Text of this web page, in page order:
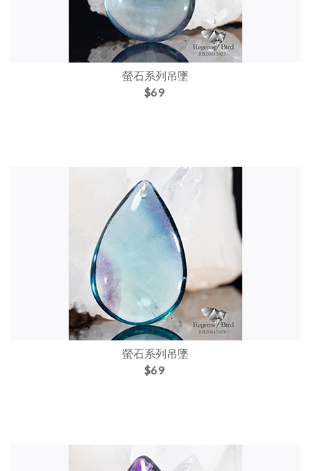
螢石系列吊墜
$69
螢石系列吊墜
$69